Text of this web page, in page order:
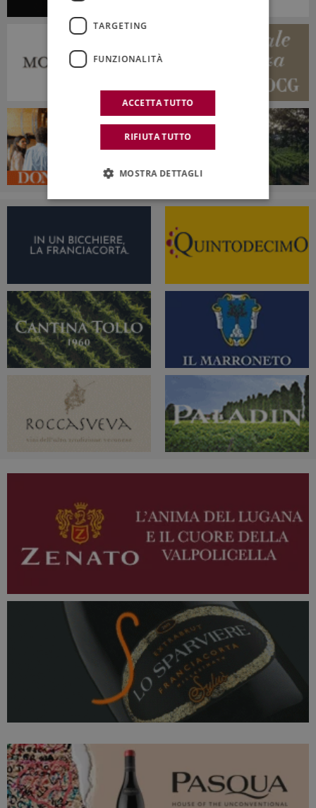
TARGETING
FUNZIONALITÀ
ACCETTA TUTTO
RIFIUTA TUTTO
MOSTRA DETTAGLI